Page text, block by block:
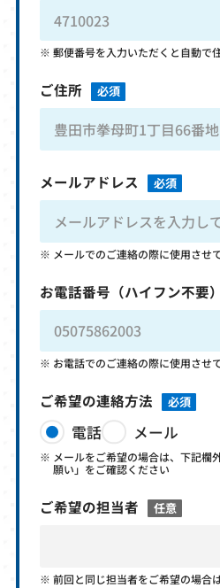
郵便番号を入力いただくと自動で
ご住所 必須
メールアドレス 必須
メールでのご連絡の際に使用させ
お電話番号 （ハイフン不要）
お電話でのご連絡の際に使用させ
ご希望の連絡方法 必須
電話 メール
メールをご希望の場合は、下記欄
願い」をご確認ください
ご希望の担当者 任意
前回と同じ担当者をご希望の場合